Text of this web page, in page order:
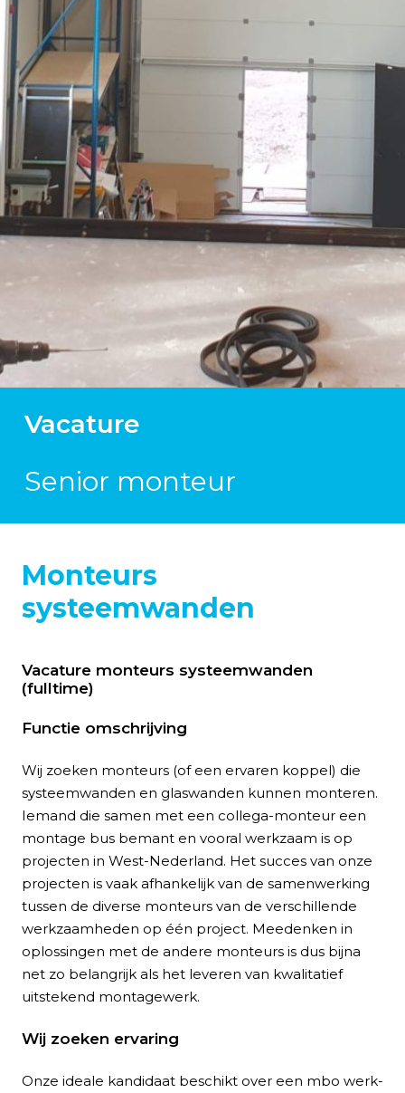
Vacature
Senior monteur
Monteurs
systeemwanden
Vacature monteurs systeemwanden
(fulltime)
Functie omschrijving
Wij zoeken monteurs (of een ervaren koppel) die
systeemwanden en glaswanden kunnen monteren.
Iemand die samen met een collega-monteur een
montage bus bemant en vooral werkzaam is op
projecten in West-Nederland. Het succes van onze
projecten is vaak afhankelijk van de samenwerking
tussen de diverse monteurs van de verschillende
werkzaamheden op één project. Meedenken in
oplossingen met de andere monteurs is dus bijna
net zo belangrijk als het leveren van kwalitatief
uitstekend montagewerk.
Wij zoeken ervaring
Onze ideale kandidaat beschikt over een mbo werk-